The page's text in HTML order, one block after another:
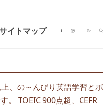
サイトマップ
、の～んびり英語学習とボ
。 TOEIC 900点超、CEFR